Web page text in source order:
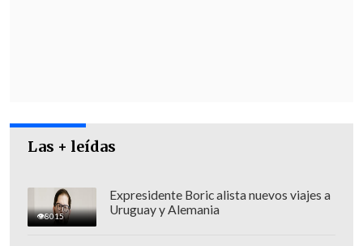
Las + leídas
8015
Expresidente Boric alista nuevos viajes a
Uruguay y Alemania